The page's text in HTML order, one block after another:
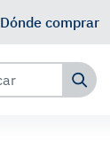
Dónde comprar